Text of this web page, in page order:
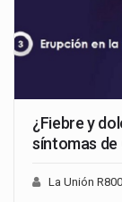
¿Fiebre y
síntomas de
La Unión